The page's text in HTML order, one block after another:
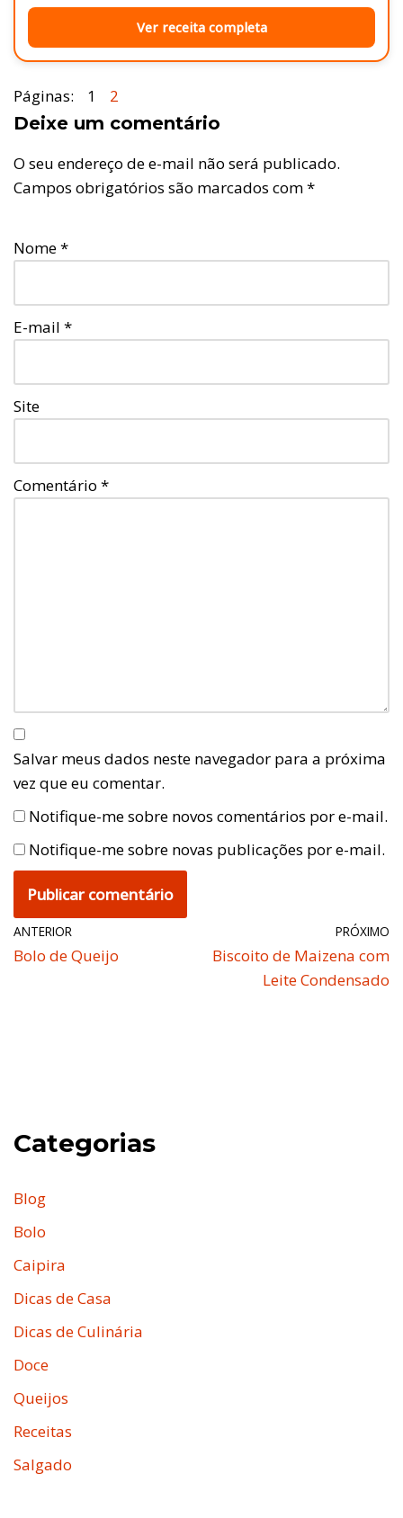
Ver receita completa
Páginas: 1 2
Deixe um comentário
O seu endereço de e-mail não será publicado.
Campos obrigatórios são marcados com*
Nome*
E-mail *
Site
Comentário *
Salvar meus dados neste navegador para a próxima
vez que eu comentar.
Notifique-me sobre novos comentários por e-mail.
Notifique-me sobre novas publicações por e-mail.
ANTERIOR
Bolo de Queijo
PRÓXIMO
Biscoito de Maizena com
Leite Condensado
Categorias
Blog
Bolo
Caipira
Dicas de Casa
Dicas de Culinária
Doce
Queijos
Receitas
Salgado